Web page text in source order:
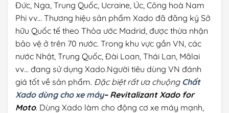
Đức, Nga, Trung Quốc, Ucraine, Úc, Công hoà Nam
Phi vv… Thương hiệu sản phẩm Xado đã đăng ký Sở
hữu Quốc tế theo Thỏa ước Madrid, được thừa nhận
bảo vệ ở trên 70 nước. Trong khu vực gần VN, các
nước Nhật, Trung Quốc, Đài Loan, Thái Lan, Mãlai
vv… đang sử dụng Xado.Người tiêu dùng VN đánh
giá tốt về sản phẩm. Đặc biệt rất ưa chuộng Chất
Xado dùng cho xe máy– Revitalizant Xado for
Moto. Dùng Xado làm cho động cơ xe máy mạnh,